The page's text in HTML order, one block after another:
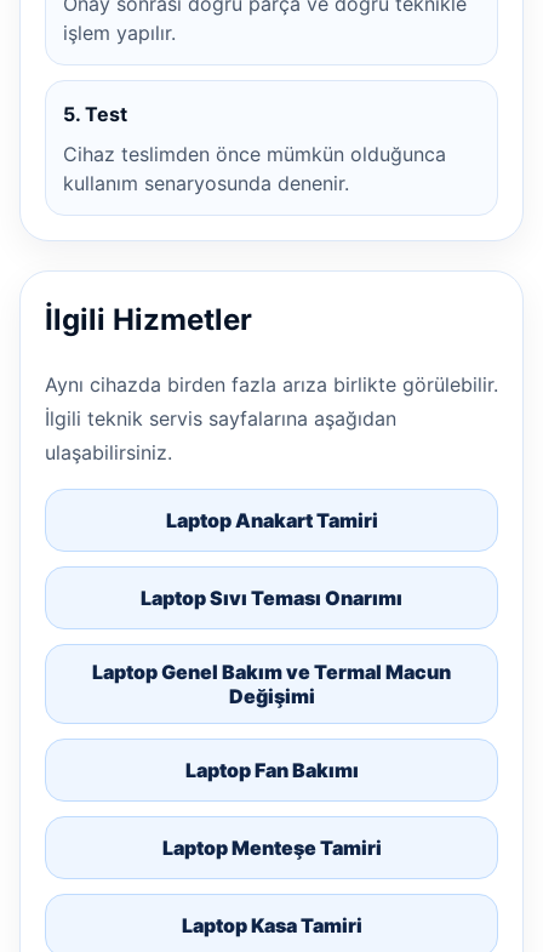
işlem yapılır.
5. Test
Cihaz teslimden önce mümkün olduğunca
kullanım senaryosunda denenir.
İlgili Hizmetler
Aynı cihazda birden fazla arıza birlikte görülebilir.
İlgili teknik servis sayfalarına aşağıdan
ulaşabilirsiniz.
Laptop Anakart Tamiri
Laptop Sıvı Teması Onarımı
Laptop Genel Bakım ve Termal Macun
Değişimi
Laptop Fan Bakımı
Laptop Menteşe Tamiri
Laptop Kasa Tamiri